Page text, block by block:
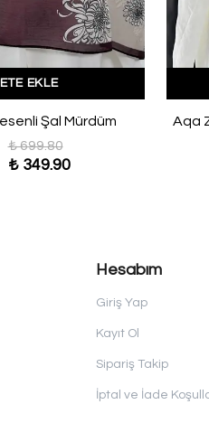
EKLE
Şal Mürdüm
₺ 699.80
₺ 349.90
Aqa
Hesabım
Giriş Yap
Kayıt Ol
Sipariş Takip
İptal ve İade